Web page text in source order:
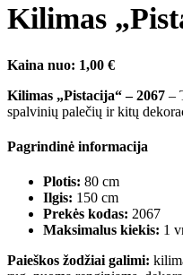
Kilimas
Kaina nuo: 1,00 €
Kilimas „Pistacija“ – 2067 –
spalvinių palečių ir kitų
Pagrindinė informacija
Plotis: 80 cm
Ilgis: 150 cm
Prekės kodas: 2067
Maksimalus kiekis: 1
Paieškos žodžiai galimi: